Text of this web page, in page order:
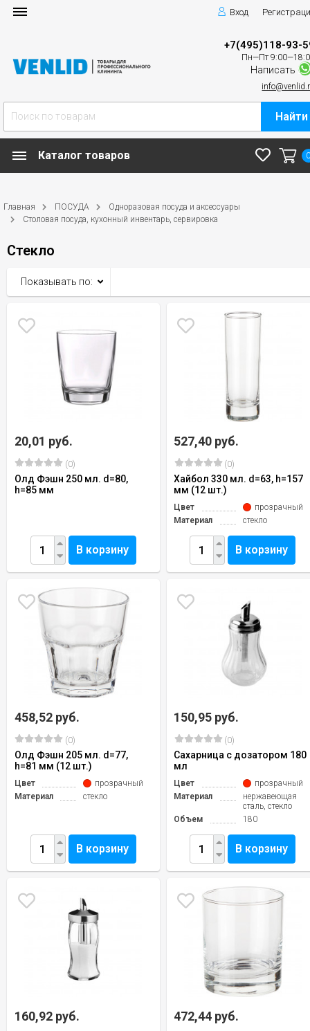
Вход
+7(495)118-93-
Пн—Пт
Написать
Найти
Каталог товаров
Главная ПОСУДА
Одноразовая посуда и аксессуары
Столовая посуда, кухонный инвентарь, сервировка
Стекло
Показывать по:
20,01 руб.
(0)
Олд Фэшн 250 мл. d=80,
h=85 мм
В корзину
527,40 руб.
(0)
Хайбол 330 мл. d=63, h=157
мм (12 шт.)
Цвет
прозрачный
Материал
стекло
В корзину
458,52 руб.
(0)
Олд Фэшн 205 мл. d=77,
h=81 мм (12 шт.)
Цвет
прозрачный
Материал
стекло
В корзину
150,95 руб.
(0)
Сахарница с дозатором 180
мл
Цвет
прозрачный
Материал
нержавеющая
сталь, стекло
Объем
180
В корзину
160,92 руб. 472,44 руб.